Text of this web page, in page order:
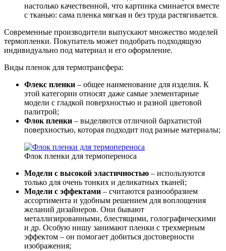
настолько качественной, что картинка сминается вместе
с тканью: сама пленка мягкая и без труда растягивается.
Современные производители выпускают множество моделей
термопленки. Покупатель может подобрать подходящую
индивидуально под материал и его оформление.
Виды пленок для термотрансфера:
Флекс пленки – общее наименование для изделия. К
этой категории относят даже самые элементарные
модели с гладкой поверхностью и разной цветовой
палитрой;
Флок пленки – выделяются отличной бархатистой
поверхностью, которая подходит под разные материалы;
Флок пленки для термопереноса
Модели с высокой эластичностью – используются
только для очень тонких и деликатных тканей;
Модели с эффектами – считаются разнообразием
ассортимента и удобным решением для воплощения
желаний дизайнеров. Они бывают
металлизированными, блестящими, голографическими
и др. Особую нишу занимают пленки с трехмерным
эффектом – он помогает добиться достоверности
изображения;